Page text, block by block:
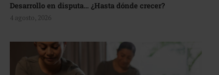
Desarrollo en disputa… ¿Hasta dónde crecer?
4 agosto, 2026